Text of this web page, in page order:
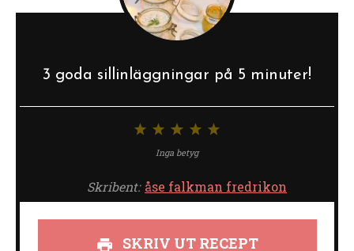
3 goda sillinläggningar på 5 minuter!
5
4
3
stjärnor
2
stjärnor
1
stjärna
Inga betyg
Skribent: åse falkman fredrikon
SKRIV UT RECEPT